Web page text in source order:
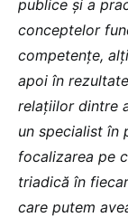
publice și a
conceptelor
competențe,
apoi în
relațiilor dintre
un specialist în
focalizarea pe
triadică în
care putem